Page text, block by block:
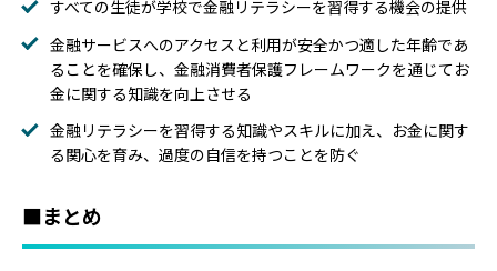
すべての生徒が学校で金融リテラシーを習得する機会の提供
金融サービスへのアクセスと利用が安全かつ適した年齢であ
ることを確保し、金融消費者保護フレームワークを通じてお
金に関する知識を向上させる
金融リテラシーを習得する知識やスキルに加え、お金に関す
る関心を育み、過度の自信を持つことを防ぐ
■まとめ